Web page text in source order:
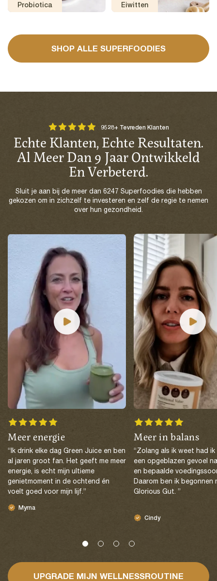
Probiotica Eiwitten
SHOP ALLE SUPERFOODIES
9528+ Tevreden Klanten
Echte Klanten, Echte Resultaten.
Al Meer Dan 9 Jaar Ontwikkeld
En Verbeterd.
Sluit je aan bij de meer dan 6247 Superfoodies die hebben
gekozen om in zichzelf te investeren en zelf de regie te nemen
over hun gezondheid.
Meer energie
“Ik drink elke dag Green Juice en ben
al jaren groot fan. Het geeft me meer
energie, is echt mijn ultieme
genietmoment in de ochtend én
voelt goed voor mijn lijf.”
Myrna
Meer in balans
“Zolang als ik weet had
een opgeblazen gevoel
en bepaalde
Daarom ben ik begonnen
Glorious Gut. ”
Cindy
UPGRADE MIJN WELLNESSROUTINE